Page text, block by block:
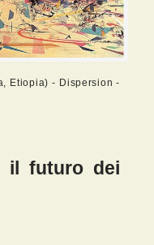
Etiopia) - Dispersion -
il futuro dei